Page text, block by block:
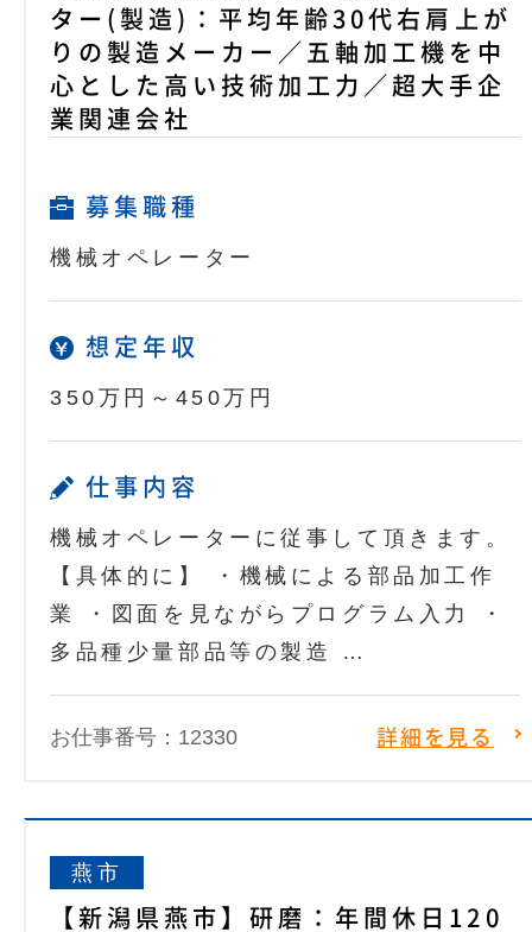
ター(製造)：平均年齢30代右肩上が
りの製造メーカー／五軸加工機を中
心とした高い技術加工力／超大手企
業関連会社
募集職種
機械オペレーター
想定年収
350万円～450万円
仕事内容
機械オペレーターに従事して頂きます。
【具体的に】 ・機械による部品加工作
業 ・図面を見ながらプログラム入力 ・
多品種少量部品等の製造 …
お仕事番号：12330 詳細を見る
燕市
【新潟県燕市】研磨：年間休日120